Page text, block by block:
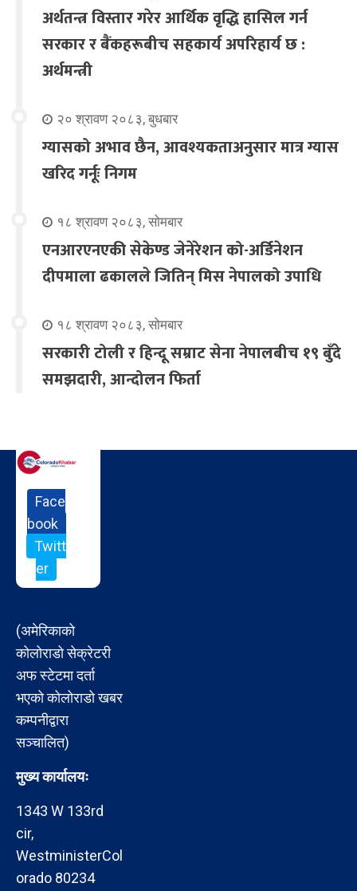
अर्थतन्त्र विस्तार गरेर आर्थिक वृद्धि हासिल गर्न
सरकार र बैंकहरूबीच सहकार्य अपरिहार्य छ :
अर्थमन्त्री
२० श्रावण २०८३, बुधबार
ग्यासको अभाव छैन, आवश्यकताअनुसार मात्र ग्यास
खरिद गर्नूः निगम
१८ श्रावण २०८३, सोमबार
एनआरएनएकी सेकेण्ड जेनेरेशन को-अर्डिनेशन
दीपमाला ढकालले जितिन् मिस नेपालको उपाधि
१८ श्रावण २०८३, सोमबार
सरकारी टोली र हिन्दू सम्राट सेना नेपालबीच १९ बुँदे
समझदारी, आन्दोलन फिर्ता
Face
book
Twitt
er
(अमेरिकाको
कोलोराडो सेक्रेटरी
अफ स्टेटमा दर्ता
भएको कोलोराडो खबर
कम्पनीद्वारा
सञ्चालित)
मुख्य कार्यालयः
1343 W 133rd
cir,
WestministerCol
orado 80234